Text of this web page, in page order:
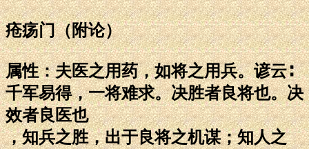
疮疡门（附论）
属性：夫医之用药，如将之用兵。谚云∶
千军易得，一将难求。决胜者良将也。决
效者良医也
，知兵之胜，出于良将之机谋；知人之